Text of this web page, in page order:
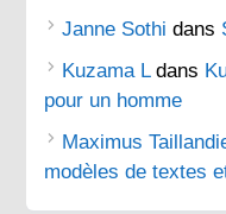
Janne Sothi dans
Kuzama Ldans
pour un homme
Maximus
modèles de textes